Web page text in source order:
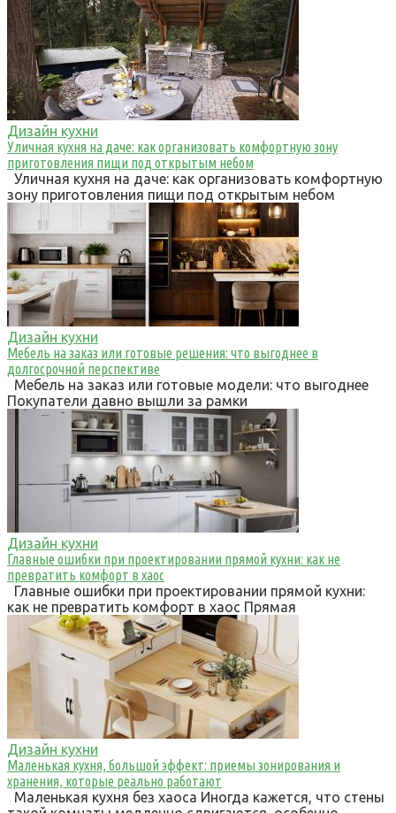
Дизайн кухни
Уличная кухня на даче: как организовать комфортную зону
приготовления пищи под открытым небом
Уличная кухня на даче: как организовать комфортную
зону приготовления пищи под открытым небом
Дизайн кухни
Мебель на заказ или готовые решения: что выгоднее в
долгосрочной перспективе
Мебель на заказ или готовые модели: что выгоднее
Покупатели давно вышли за рамки
Дизайн кухни
Главные ошибки при проектировании прямой кухни: как не
превратить комфорт в хаос
Главные ошибки при проектировании прямой кухни:
как не превратить комфорт в хаос Прямая
Дизайн кухни
Маленькая кухня, большой эффект: приемы зонирования и
хранения, которые реально работают
Маленькая кухня без хаоса Иногда кажется, что стены